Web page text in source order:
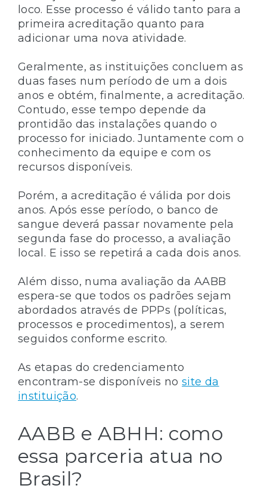
loco. Esse processo é válido tanto para a
primeira acreditação quanto para
adicionar uma nova atividade.
Geralmente, as instituições concluem as
duas fases num período de um a dois
anos e obtém, finalmente, a acreditação.
Contudo, esse tempo depende da
prontidão das instalações quando o
processo for iniciado. Juntamente com o
conhecimento da equipe e com os
recursos disponíveis.
Porém, a acreditação é válida por dois
anos. Após esse período, o banco de
sangue deverá passar novamente pela
segunda fase do processo, a avaliação
local. E isso se repetirá a cada dois anos.
Além disso, numa avaliação da AABB
espera-se que todos os padrões sejam
abordados através de PPPs (políticas,
processos e procedimentos), a serem
seguidos conforme escrito.
As etapas do credenciamento
encontram-se disponíveis nosite da
instituição.
AABB e ABHH: como
essa parceria atua no
Brasil?